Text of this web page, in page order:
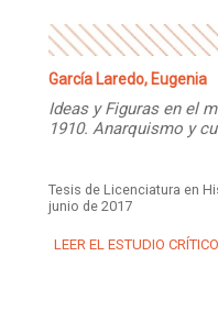
García Laredo, Eugenia
Ideas y Figuras en el
1910. Anarquismo y
Tesis de Licenciatura en
junio de 2017
LEER EL ESTUDIO CRÍTICO